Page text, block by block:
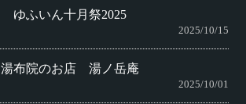
ゆふいん十月祭2025
2025/10/15
湯布院のお店 湯ノ岳庵
2025/10/01